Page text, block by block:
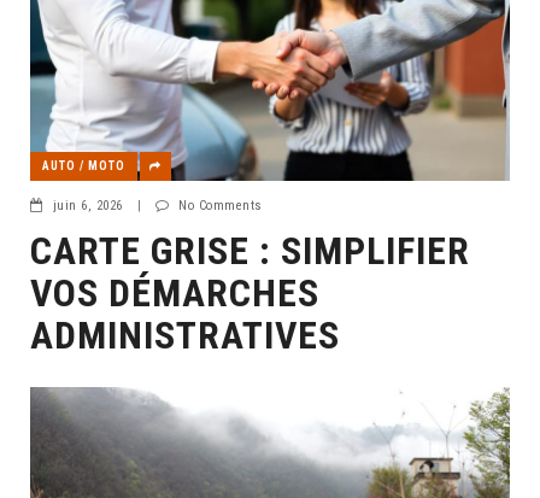
AUTO / MOTO
juin 6, 2026 | No Comments
CARTE GRISE : SIMPLIFIER
VOS DÉMARCHES
ADMINISTRATIVES